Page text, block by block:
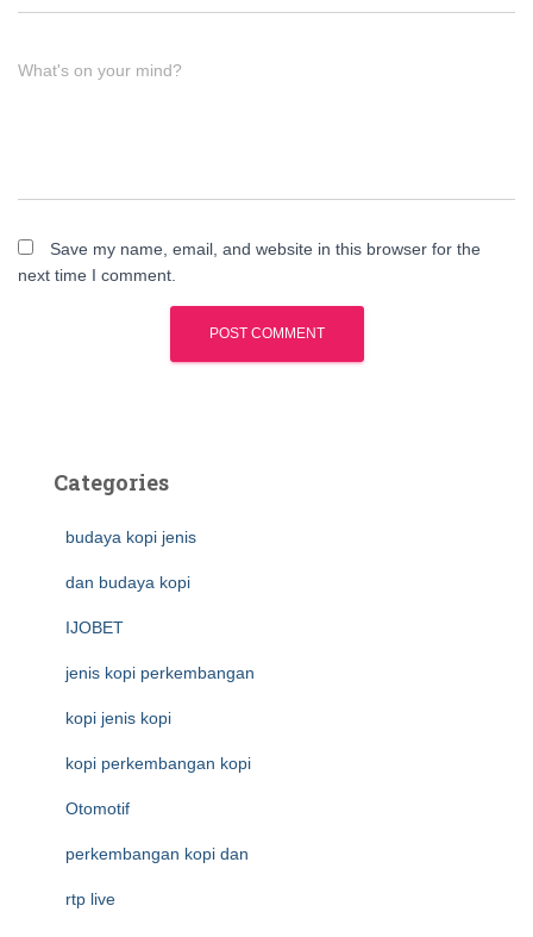
What's on your mind?
Save my name, email, and website in this browser for the
next time I comment.
Categories
budaya kopi jenis
dan budaya kopi
IJOBET
jenis kopi perkembangan
kopi jenis kopi
kopi perkembangan kopi
Otomotif
perkembangan kopi dan
rtp live